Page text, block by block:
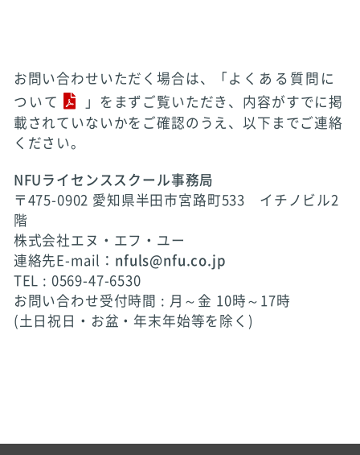
お問い合わせいただく場合は、「 よくある質問に
ついて
」をまずご覧いただき、内容がすでに掲
載されていないかをご確認のうえ、以下までご連絡
ください。
NFUライセンススクール事務局
〒475-0902 愛知県半田市宮路町533 イチノビル2
階
株式会社エヌ・エフ・ユー
連絡先E-mail： nfuls@nfu.co.jp
TEL : 0569-47-6530
お問い合わせ受付時間 : 月～金 10時～17時
(土日祝日・お盆・年末年始等を除く)